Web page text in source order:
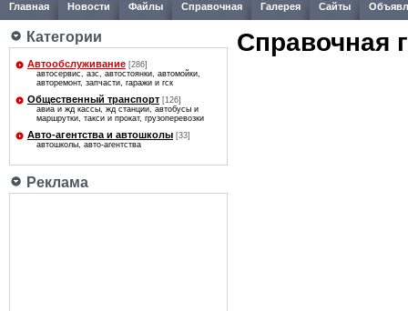
Главная Новости Файлы Справочная Галерея Сайты
Категории
Автообслуживание [286]
автосервис, азс, автостоянки, автомойки,
авторемонт, запчасти, гаражи и гск
Общественный транспорт [126]
авиа и жд кассы, жд станции, автобусы и
маршрутки, такси и прокат, грузоперевозки
Авто-агентcтва и автошколы [33]
автошколы, авто-агентcтва
Реклама
Справочная